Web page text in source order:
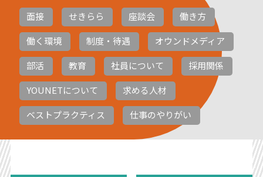
面接 せきらら 座談会
働き方
働く環境
制度・待遇
オウンドメディア
部活
教育 社員について
採用関係
YOUNETについて
求める人材
ベストプラクティス
仕事のやりがい